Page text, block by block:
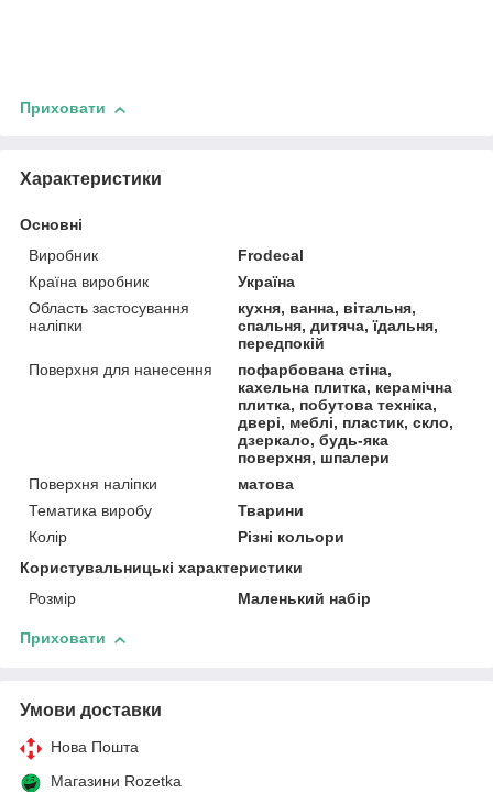
Приховати
Характеристики
Основні
Виробник
Frodecal
Країна виробник
Україна
Область застосування
наліпки
кухня, ванна, вітальня,
спальня, дитяча, їдальня,
передпокій
Поверхня для нанесення
пофарбована стіна,
кахельна плитка, керамічна
плитка, побутова техніка,
двері, меблі, пластик, скло,
дзеркало, будь-яка
поверхня, шпалери
Поверхня наліпки
матова
Тематика виробу
Тварини
Колір
Різні кольори
Користувальницькі характеристики
Розмір
Маленький набір
Приховати
Умови доставки
Нова Пошта
Магазини Rozetka